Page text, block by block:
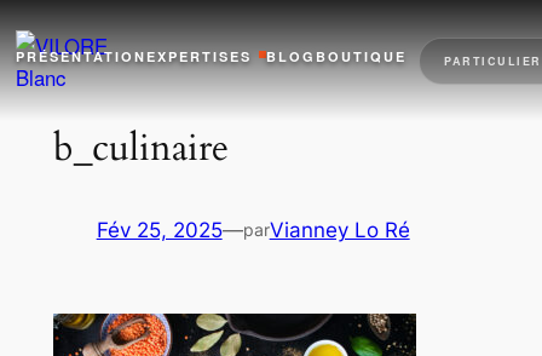
Aller
au
contenu
PRÉSENTATION EXPERTISES BLOG BOUTIQUE PARTICULIER
b_culinaire
Fév 25, 2025—parVianney Lo Ré